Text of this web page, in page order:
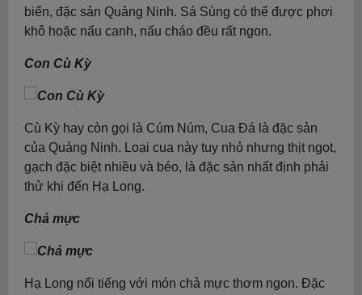
biển, đặc sản Quảng Ninh. Sá Sùng có thể được phơi
khô hoặc nấu canh, nấu cháo đều rất ngon.
Con Cù Kỳ
Cù Kỳ hay còn gọi là Cúm Núm, Cua Đá là đặc sản
của Quảng Ninh. Loại cua này tuy nhỏ nhưng thịt ngọt,
gạch đặc biệt nhiều và béo, là đặc sản nhất định phải
thử khi đến Hạ Long.
Chả mực
Hạ Long nổi tiếng với món chả mực thơm ngon. Đặc